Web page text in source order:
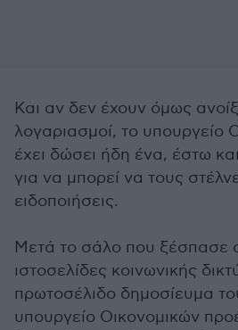
Και αν δεν έχουν όμως
λογαριασμοί, το υπουργείο
έχει δώσει ήδη ένα, έστω
για να μπορεί να τους
ειδοποιήσεις.
Μετά το σάλο που ξέσπασε
ιστοσελίδες κοινωνικής
πρωτοσέλιδο δημοσίευμα
υπουργείο Οικονομικών